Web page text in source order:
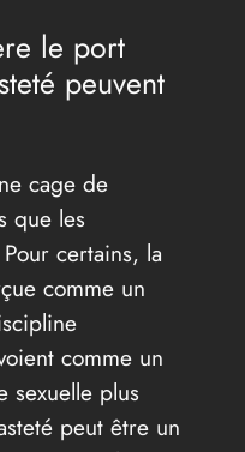
le port
peuvent
cage de
que les
certains, la
comme un
comme un
sexuelle plus
peut être un